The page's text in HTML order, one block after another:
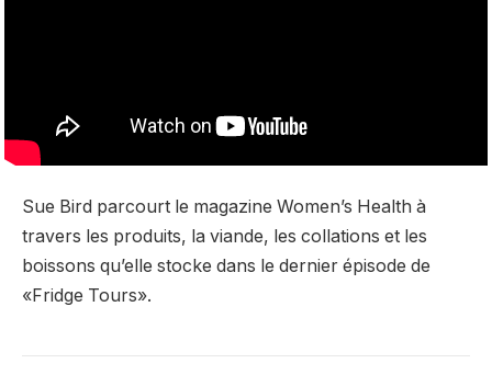
Sue Bird parcourt le magazine Women’s Health à
travers les produits, la viande, les collations et les
boissons qu’elle stocke dans le dernier épisode de
«Fridge Tours».